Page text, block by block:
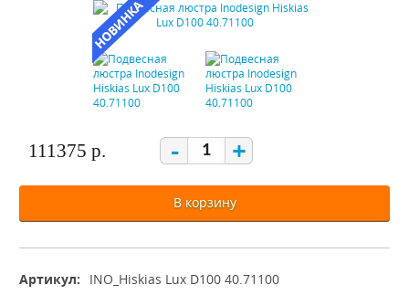
111375 р. - +
В корзину
Артикул:
INO_Hiskias Lux D100 40.71100